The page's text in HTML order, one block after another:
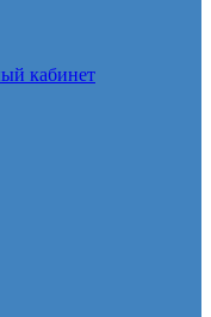
кабинет